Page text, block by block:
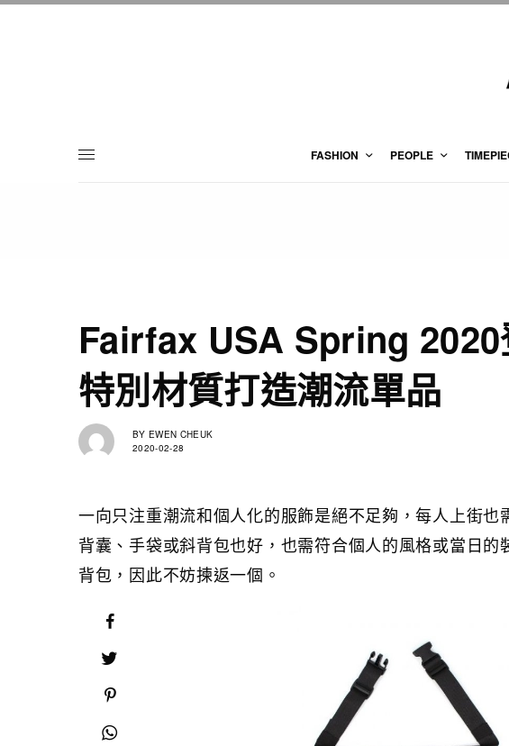
FASHION PEOPLE
Fairfax USA Spring 2020
特別材質打造潮流單品
BY EWEN CHEUK
2020-02-28
一向只注重潮流和個人化的服飾是絕不足夠，每人上街
背囊、手袋或斜背包也好，也需符合個人的風格或當日
背包，因此不妨揀返一個。